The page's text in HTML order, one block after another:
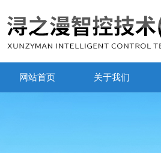
网站首页 关于我们